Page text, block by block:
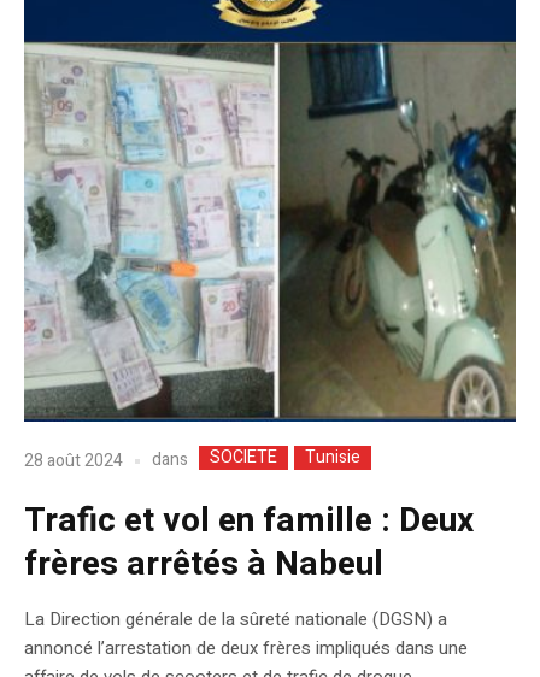
28 août 2024 dans SOCIETE Tunisie
Trafic et vol en famille : Deux
frères arrêtés à Nabeul
La Direction générale de la sûreté nationale (DGSN) a
annoncé l’arrestation de deux frères impliqués dans une